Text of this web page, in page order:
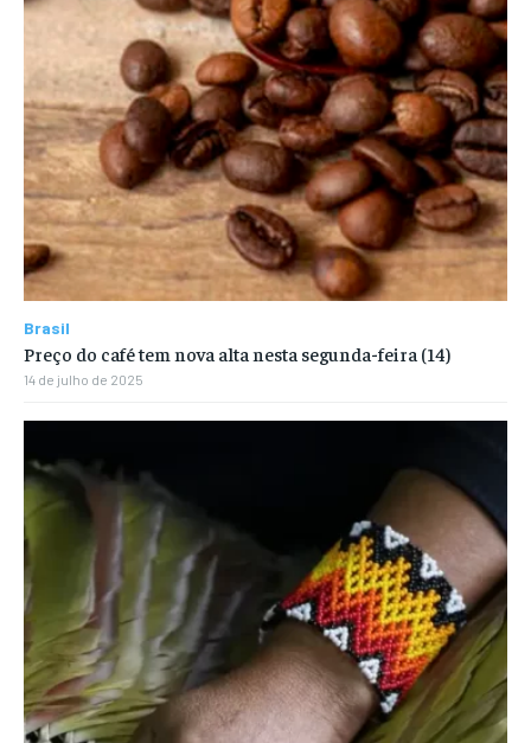
Brasil
Preço do café tem nova alta nesta segunda-feira (14)
14 de julho de 2025